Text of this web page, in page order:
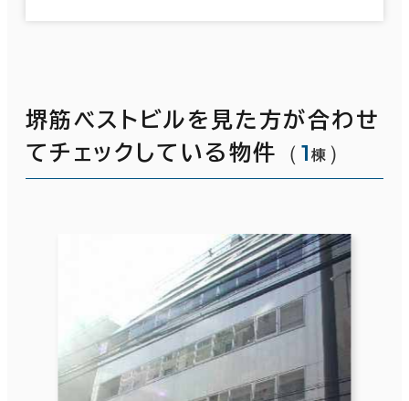
堺筋ベストビルを見た方が合わせ
てチェックしている物件
（ 1棟 ）